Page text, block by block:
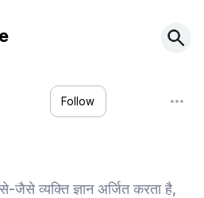
Follow
जैसे व्यक्ति ज्ञान अर्जित करता है,